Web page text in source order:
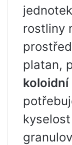
rostliny
platan,
koloidní